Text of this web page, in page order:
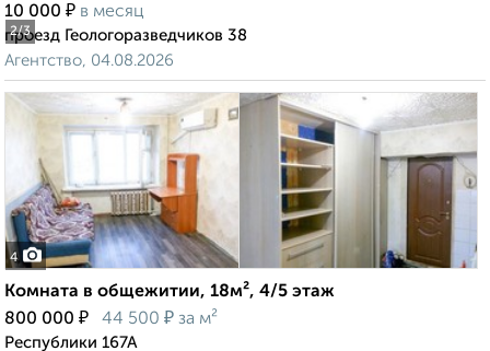
2/3
10 000 ₽ в месяц
проезд Геологоразведчиков 38
Агентство, 04.08.2026
4
Комната в общежитии, 18м², 4/5 этаж
800 000 ₽ 44 500 ₽ за м²
Республики 167А